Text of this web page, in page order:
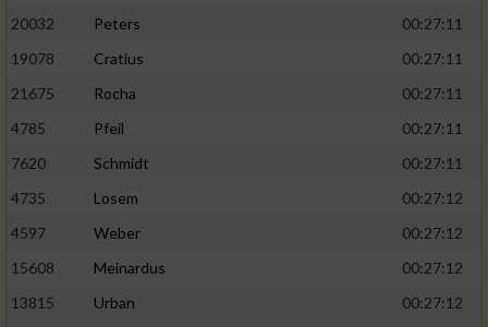
20032
Peters
00:27:11
19078
Cratius
00:27:11
21675
Rocha
00:27:11
4785
Pfeil
00:27:11
7620
Schmidt
00:27:11
4735
Losem
00:27:12
4597
Weber
00:27:12
15608
Meinardus
00:27:12
13815
Urban
00:27:12